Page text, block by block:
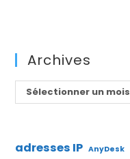
Archives
Archives
Sélectionner un mois
adresses IP AnyDesk